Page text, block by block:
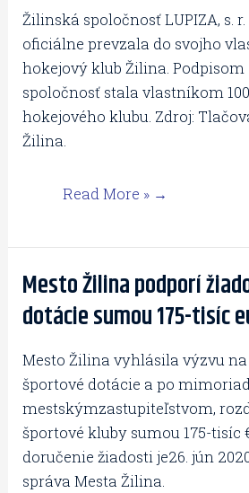
Žilinská spoločnosť LUPIZA, s. r.
oficiálne prevzala do svojho
hokejový klub Žilina. Podpisom
spoločnosť stala vlastníkom
hokejového klubu. Zdroj:
Žilina.
si
prevzal
nový
majiteľ
spoločnosť
Read More »
Mesto Žilina podporí
dotácie sumou 175-tisíc
Mesto Žilina vyhlásila výzvu
športové dotácie a po
mestskýmzastupiteľstvom,
športové kluby sumou 175-tisíc
doručenie žiadosti je26. jún
správa Mesta Žilina.
Mesto
Žilina
podporí
žiadosti
o
športové
dotácie
sumou
175-